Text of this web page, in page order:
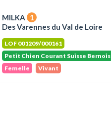
MILKA
1
Des Varennes du Val de Loire
LOF 001209/000161
Petit Chien Courant Suisse Bernois
Femelle
Vivant